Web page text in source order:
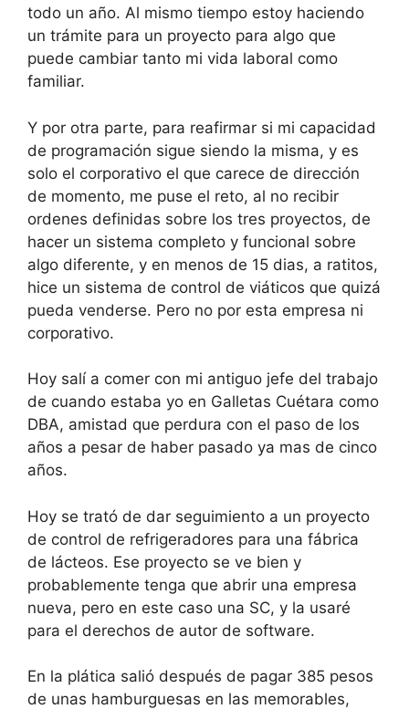
todo un año. Al mismo tiempo estoy haciendo
un trámite para un proyecto para algo que
puede cambiar tanto mi vida laboral como
familiar.
Y por otra parte, para reafirmar si mi capacidad
de programación sigue siendo la misma, y es
solo el corporativo el que carece de dirección
de momento, me puse el reto, al no recibir
ordenes definidas sobre los tres proyectos, de
hacer un sistema completo y funcional sobre
algo diferente, y en menos de 15 dias, a ratitos,
hice un sistema de control de viáticos que quizá
pueda venderse. Pero no por esta empresa ni
corporativo.
Hoy salí a comer con mi antiguo jefe del trabajo
de cuando estaba yo en Galletas Cuétara como
DBA, amistad que perdura con el paso de los
años a pesar de haber pasado ya mas de cinco
años.
Hoy se trató de dar seguimiento a un proyecto
de control de refrigeradores para una fábrica
de lácteos. Ese proyecto se ve bien y
probablemente tenga que abrir una empresa
nueva, pero en este caso una SC, y la usaré
para el derechos de autor de software.
En la plática salió después de pagar 385 pesos
de unas hamburguesas en las memorables,